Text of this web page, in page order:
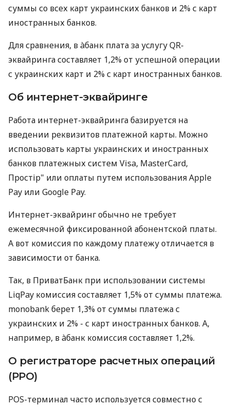
суммы со всех карт украинских банков и 2% с карт
иностранных банков.
Для сравнения, в àбанк плата за услугу QR-
эквайринга составляет 1,2% от успешной операции
с украинских карт и 2% с карт иностранных банков.
Об интернет-эквайринге
Работа интернет-эквайринга базируется на
введении реквизитов платежной карты. Можно
использовать карты украинских и иностранных
банков платежных систем Visa, MasterCard,
Простір" или оплаты путем использования Apple
Pay или Google Pay.
Интернет-эквайринг обычно не требует
ежемесячной фиксированной абонентской платы.
А вот комиссия по каждому платежу отличается в
зависимости от банка.
Так, в ПриватБанк при использовании системы
LiqPay комиссия составляет 1,5% от суммы платежа.
monobank берет 1,3% от суммы платежа с
украинских и 2% - с карт иностранных банков. А,
например, в àбанк комиссия составляет 1,2%.
О регистраторе расчетных операций
(РРО)
POS-терминал часто используется совместно с